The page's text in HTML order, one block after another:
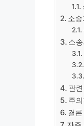
소
소
관
주
결론